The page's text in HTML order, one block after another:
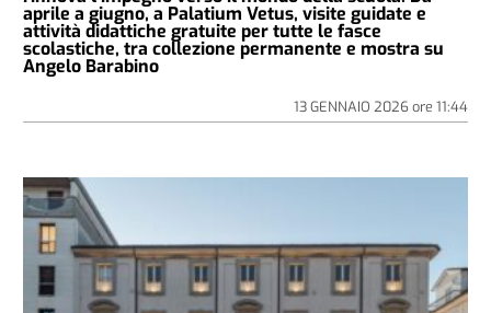
aprile a giugno, a Palatium Vetus, visite guidate e
attività didattiche gratuite per tutte le fasce
scolastiche, tra collezione permanente e mostra su
Angelo Barabino
13 GENNAIO 2026ore 11:44